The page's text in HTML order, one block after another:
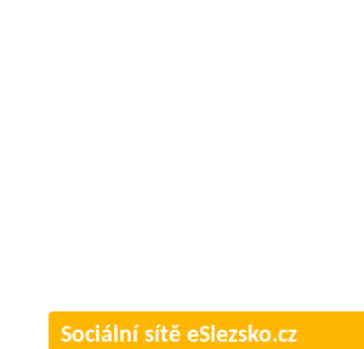
Sociální sítě eSlezsko.cz